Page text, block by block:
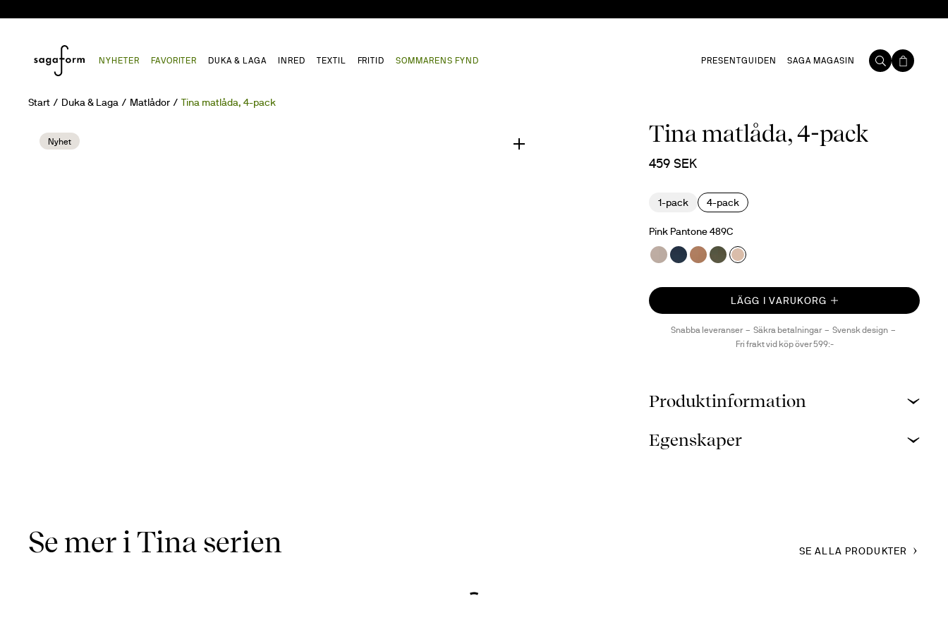
NYHETER FAVORITER DUKA & LAGA INRED TEXTIL FRITID SOMMARENS FYND PRESENTGUIDEN SAGA MAGASIN
Start Duka & Laga Matlådor Tina matlåda, 4-pack
Nyhet Tina matlåda, 4-pack
459 SEK
1-pack 4-pack
Pink Pantone 489C
LÄGG I VARUKORG
Snabba leveranser Säkra betalningar
Svensk design
Fri frakt vid köp över 599:-
Produktinformation
Egenskaper
Se mer i Tina serien SE ALLA PRODUKTER